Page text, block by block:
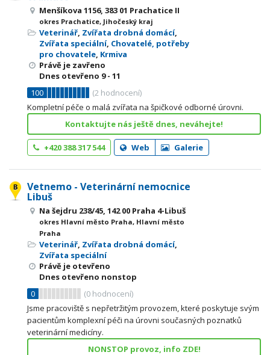
Menšíkova 1156, 383 01 Prachatice II
okres Prachatice, Jihočeský kraj
Veterinář, Zvířata drobná domácí,
Zvířata speciální, Chovatelé, potřeby
pro chovatele, Krmiva
Právě je zavřeno
Dnes otevřeno 9 - 11
100
(2 hodnocení)
Kompletní péče o malá zvířata na špičkové odborné úrovni.
Kontaktujte nás ještě dnes, neváhejte!
+420 388 317 544 Web Galerie
Vetnemo - Veterinární nemocnice
Libuš
Na šejdru 238/45, 142 00 Praha 4-Libuš
okres Hlavní město Praha, Hlavní město
Praha
Veterinář, Zvířata drobná domácí,
Zvířata speciální
Právě je otevřeno
Dnes otevřeno nonstop
0
(0 hodnocení)
Jsme pracoviště s nepřetržitým provozem, které poskytuje svým
pacientům komplexní péči na úrovni současných poznatků
veterinární medicíny.
NONSTOP provoz, info ZDE!